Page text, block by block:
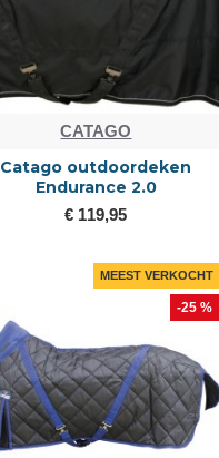
CATAGO
Catago outdoordeken
Endurance 2.0
€ 119,95
MEEST VERKOCHT
-25 %